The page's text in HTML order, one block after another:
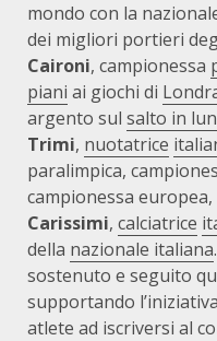
mondo con la
dei migliori portieri
Caironi, campionessa
piani ai giochi di
argento sul salto in
Trimi, nuotatrice
paralimpica,
campionessa europea,
Carissimi, calciatrice
della nazionale italiana
sostenuto e seguito
supportando
atlete ad iscriversi al